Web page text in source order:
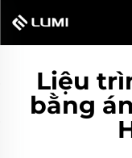
Liệu
bằng